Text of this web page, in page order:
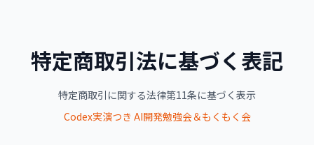
特定商取引法に基づく表記
特定商取引に関する法律第11条に基づく表示
Codex実演つき AI開発勉強会＆もくもく会